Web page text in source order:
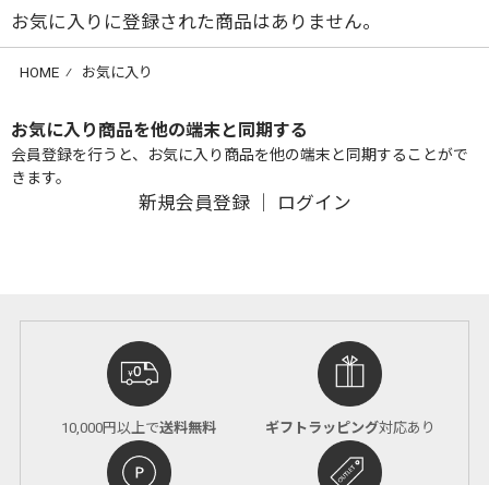
お気に入りに登録された商品はありません。
HOME ⁄ お気に入り
お気に入り商品を他の端末と同期する
会員登録を行うと、お気に入り商品を他の端末と同期することがで
きます。
新規会員登録｜ ログイン
10,000円以上で送料無料 ギフトラッピング対応あり